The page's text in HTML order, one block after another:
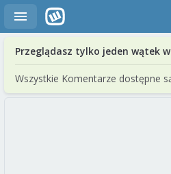
Przeglądasz tylko jeden wątek
Wszystkie Komentarze dostępne